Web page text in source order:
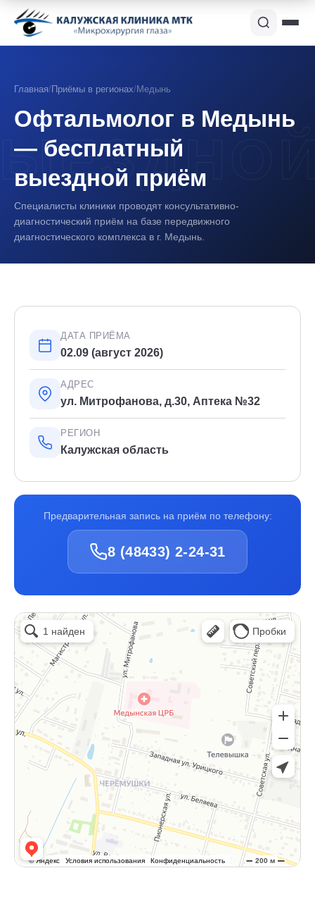
Главная/Приёмы в регионах/Медынь
Офтальмолог в Медынь
— бесплатный
выездной приём
Специалисты клиники проводят консультативно-
диагностический приём на базе передвижного
диагностического комплекса в г. Медынь.
ДАТА ПРИЁМА
02.09 (август 2026)
АДРЕС
ул. Митрофанова, д.30, Аптека №32
РЕГИОН
Калужская область
Предварительная запись на приём по телефону:
8 (48433) 2-24-31